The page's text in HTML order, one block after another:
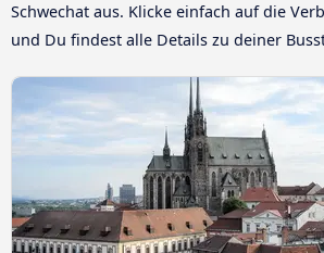
Schwechat aus. Klicke einfach auf die
und Du findest alle Details zu deiner